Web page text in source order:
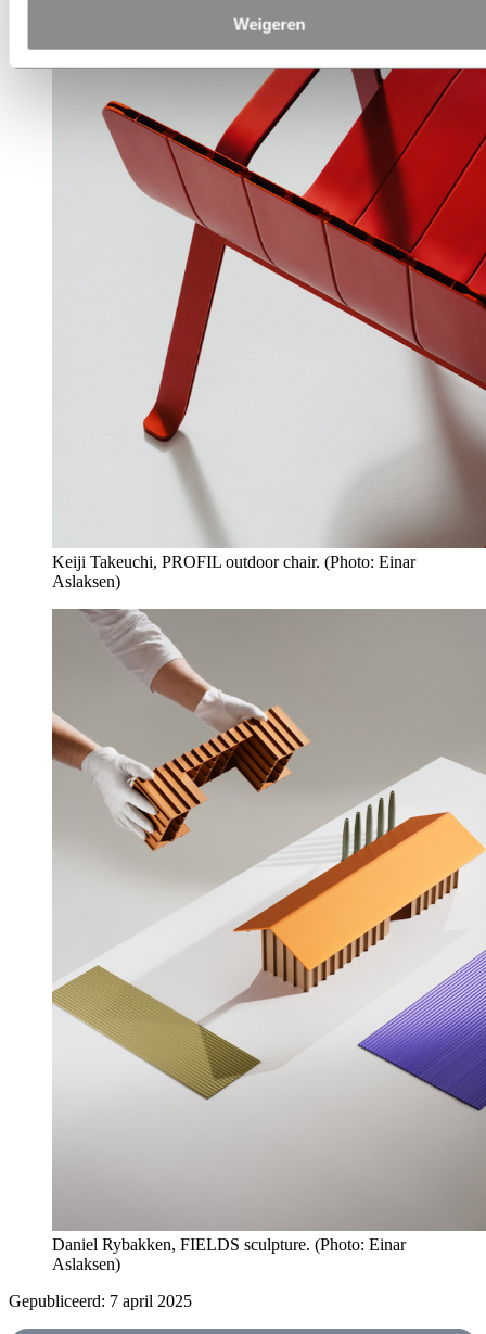
Weigeren
Keiji Takeuchi, PROFIL outdoor chair. (Photo: Einar
Aslaksen)
Daniel Rybakken, FIELDS sculpture. (Photo: Einar
Aslaksen)
Gepubliceerd: 7 april 2025